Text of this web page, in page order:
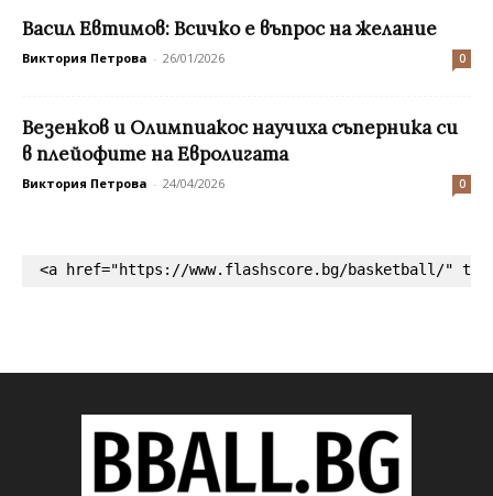
Васил Евтимов: Всичко е въпрос на желание
Виктория Петрова - 26/01/2026 0
Везенков и Олимпиакос научиха съперника си
в плейофите на Евролигата
Виктория Петрова - 24/04/2026 0
<a href="https://www.flashscore.bg/basketball/"